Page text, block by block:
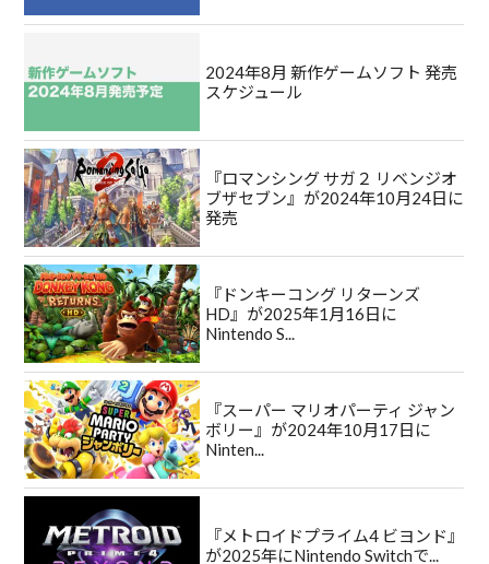
2024年8月 新作ゲームソフト 発売
スケジュール
『ロマンシング サガ２ リベンジオ
ブザセブン』が2024年10月24日に
発売
『ドンキーコング リターンズ
HD』が2025年1月16日に
Nintendo S...
『スーパー マリオパーティ ジャン
ボリー』が2024年10月17日に
Ninten...
『メトロイドプライム4 ビヨンド』
が2025年にNintendo Switchで...